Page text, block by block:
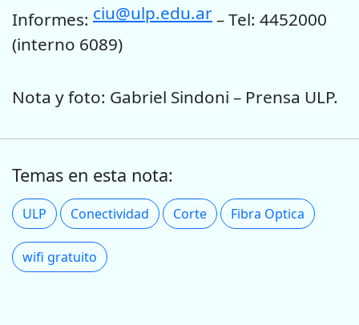
Informes: ciu@ulp.edu.ar– Tel: 4452000
(interno 6089)
Nota y foto: Gabriel Sindoni – Prensa ULP.
Temas en esta nota:
ULP Conectividad Corte Fibra Optica
wifi gratuito